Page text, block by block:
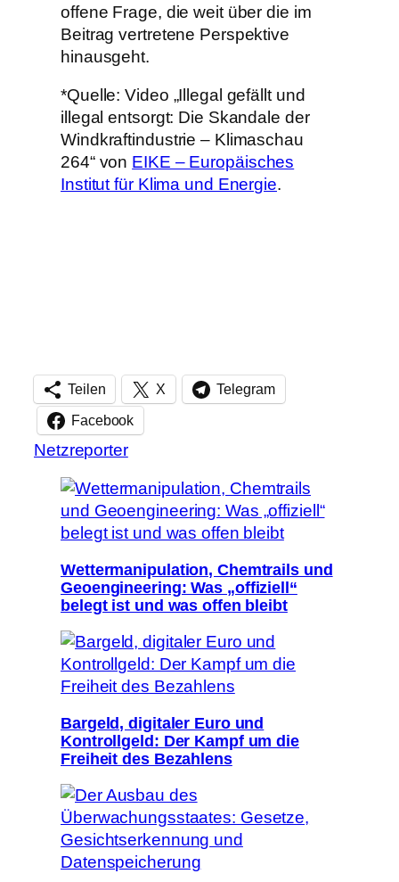
offene Frage, die weit über die im
Beitrag vertretene Perspektive
hinausgeht.
*Quelle: Video „Illegal gefällt und
illegal entsorgt: Die Skandale der
Windkraftindustrie – Klimaschau
264“ von EIKE – Europäisches
Institut für Klima und Energie.
Teilen X Telegram
Facebook
Netzreporter
Wettermanipulation, Chemtrails und
Geoengineering: Was „offiziell“
belegt ist und was offen bleibt
Bargeld, digitaler Euro und
Kontrollgeld: Der Kampf um die
Freiheit des Bezahlens